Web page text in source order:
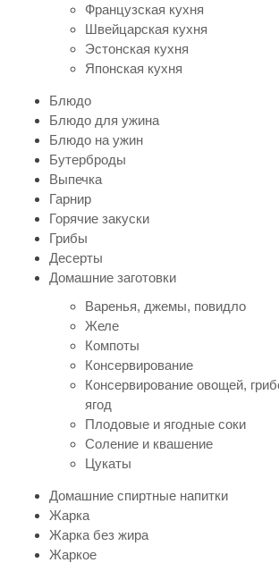
Французская кухня
Швейцарская кухня
Эстонская кухня
Японская кухня
Блюдо
Блюдо для ужина
Блюдо на ужин
Бутерброды
Выпечка
Гарнир
Горячие закуски
Грибы
Десерты
Домашние заготовки
Варенья, джемы, повидло
Желе
Компоты
Консервирование
Консервирование овощей,
ягод
Плодовые и ягодные соки
Соление и квашение
Цукаты
Домашние спиртные напитки
Жарка
Жарка без жира
Жаркое